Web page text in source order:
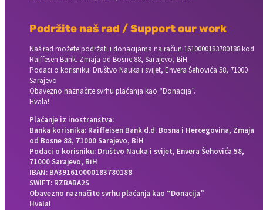
Podržite naš rad / Support our work
Naš rad možete podržati i donacijama na račun 1610000183780188 kod
Raiffesen Bank. Zmaja od Bosne 88, Sarajevo, BiH.
Podaci o korisniku: Društvo Nauka i svijet, Envera Šehovića 58, 71000
Sarajevo
Obavezno naznačite svrhu plaćanja kao “Donacija”.
Hvala!
Plaćanje iz inostranstva:
Banka korisnika: Raiffeisen Bank d.d. Bosna i Hercegovina, Zmaja
od Bosne 88, 71000 Sarajevo, BiH
Podaci o korisniku: Društvo Nauka i svijet, Envera Šehovića 58,
71000 Sarajevo, BiH
IBAN: BA391610000183780188
SWIFT: RZBABA2S
Obavezno naznačite svrhu plaćanja kao “Donacija”
Hvala!